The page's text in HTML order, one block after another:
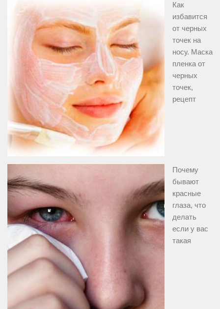
Как
избавится
от черных
точек на
носу. Маска
пленка от
черных
точек,
рецепт
Почему
бывают
красные
глаза, что
делать
если у вас
такая